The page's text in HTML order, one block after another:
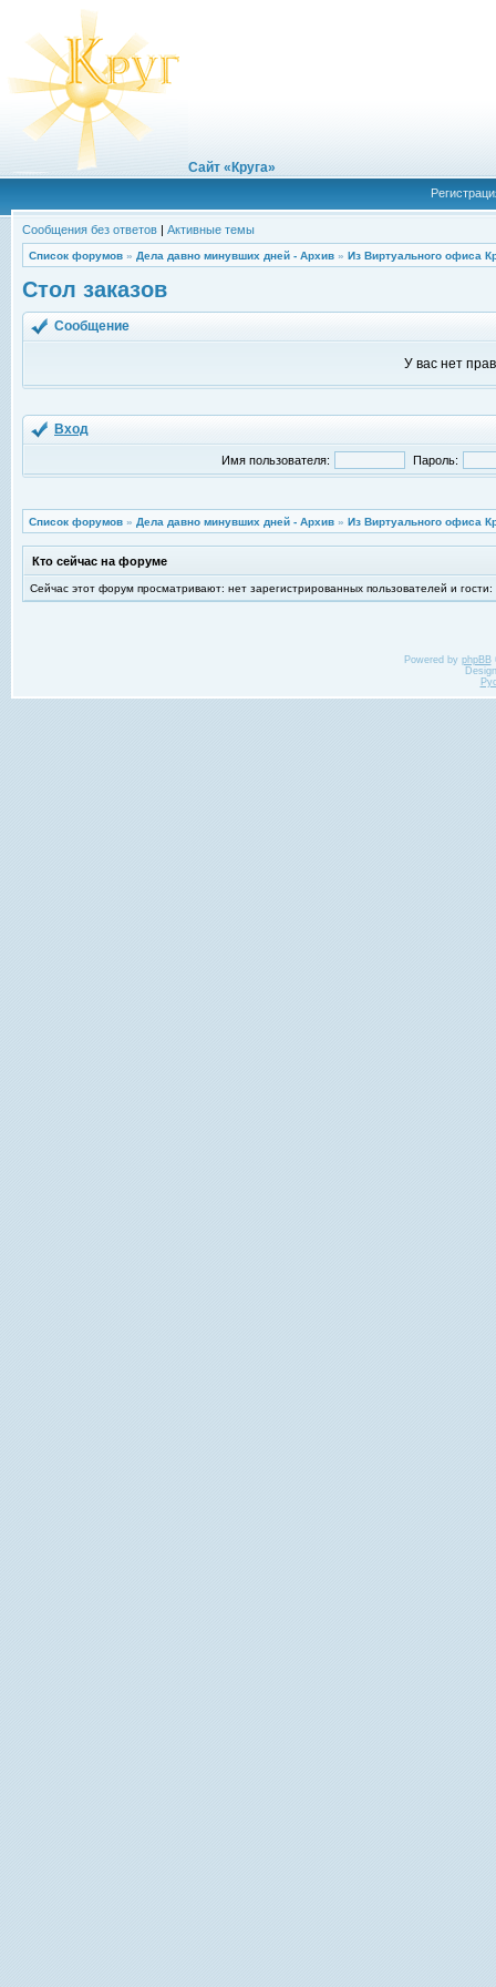
Сайт «Круга»
Сообщения без ответов | Активные темы
Список форумов » Дела давно минувших дней - Архив » Из Виртуального офиса
Стол заказов
Сообщение
У вас нет
Вход
Имя пользователя: Пароль:
Список форумов » Дела давно минувших дней - Архив » Из Виртуального офиса
Кто сейчас на форуме
Сейчас этот форум просматривают: нет зарегистрированных пользователей и гости:
Powered by phpBB